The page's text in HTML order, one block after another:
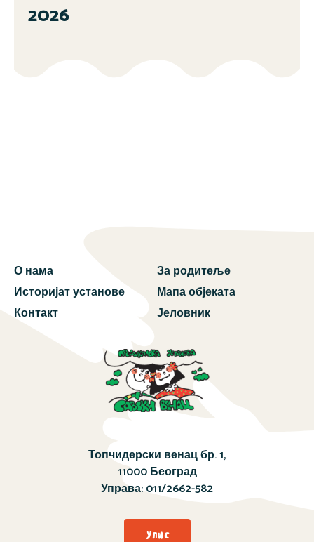
2026
О нама
Историјат установе
Контакт
За родитеље
Мапа објеката
Јеловник
Топчидерски венац бр. 1,
11000 Београд
Управа:011/2662-582
Упис